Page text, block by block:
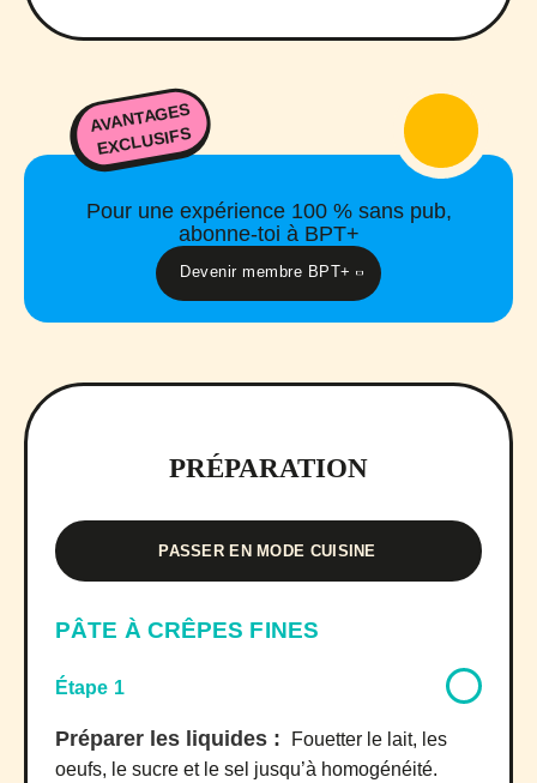
AVANTAGES
EXCLUSIFS
Pour une expérience 100 % sans pub,
abonne-toi à BPT+
Devenir membre BPT+
PRÉPARATION
PASSER EN MODE CUISINE
PÂTE À CRÊPES FINES
Étape 1
Préparer les liquides :
Fouetter le lait, les
oeufs, le sucre et le sel jusqu’à homogénéité.